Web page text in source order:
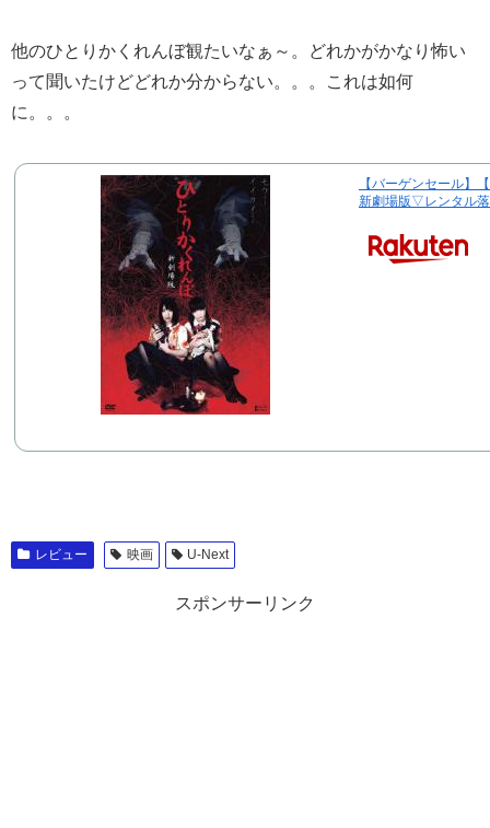
他のひとりかくれんぼ観たいなぁ～。どれかがかなり怖い
って聞いたけどどれか分からない。。。これは如何
に。。。
【バーゲンセール】
新劇場版▽レンタル
レビュー 映画 U-Next
スポンサーリンク